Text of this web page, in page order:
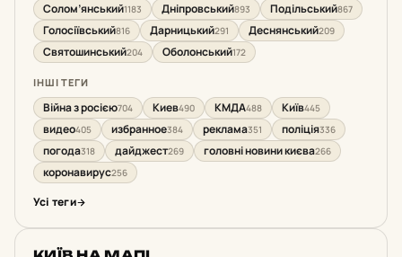
Солом’янський1183 Дніпровський893 Подільський867
Голосіївський816 Дарницький291 Деснянський209
Святошинський204 Оболонський172
ІНШІ ТЕГИ
Війна з росією704 Киев490 КМДА488 Київ445
видео405 избранное384 реклама351 поліція336
погода318 дайджест269 головні новини києва266
коронавирус256
Усі теги